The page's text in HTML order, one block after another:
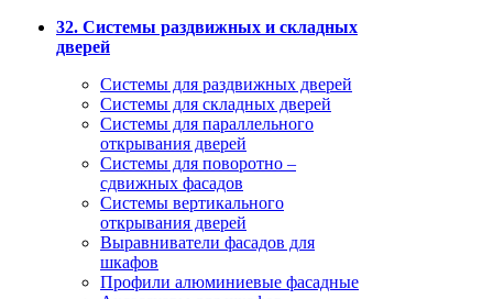
32. Системы раздвижных и складных
дверей
Системы для раздвижных дверей
Системы для складных дверей
Системы для параллельного
открывания дверей
Системы для поворотно –
сдвижных фасадов
Системы вертикального
открывания дверей
Выравниватели фасадов для
шкафов
Профили алюминиевые фасадные